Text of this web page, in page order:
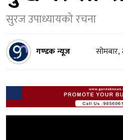
सुरज उपाध्यायको रचना
गण्डक न्यूज